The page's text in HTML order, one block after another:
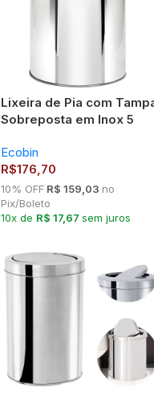
Lixeira de Pia com
Sobreposta em Inox 5
Ecobin
R$176,70
10% OFFR$ 159,03 no
Pix/Boleto
10x de R$ 17,67 sem juros